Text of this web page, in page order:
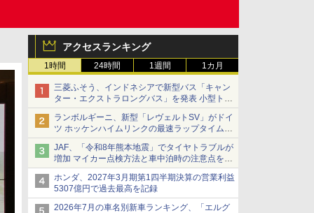
アクセスランキング
1時間 24時間 1週間 1カ月
三菱ふそう、インドネシアで新型バス「キャン
ター・エクストラロングバス」を発表 小型トラ
ックベースの観光・旅客輸送向けバス
ランボルギーニ、新型「レヴェルトSV」がドイ
ツ ホッケンハイムリンクの最速ラップタイムを
記録
JAF、「令和8年熊本地震」でタイヤトラブルが
増加 マイカー点検方法と車中泊時の注意点を呼
びかけ
ホンダ、2027年3月期第1四半期決算の営業利益
5307億円で過去最高を記録
2026年7月の車名別新車ランキング、「エルグ